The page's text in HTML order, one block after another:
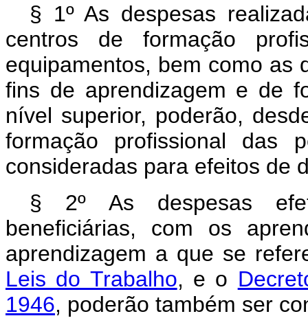
§ 1º As despesas
centros de formação
equipamentos, bem como as
fins de aprendizagem e de
nível superior, poderão,
formação profissional das
consideradas para efeitos de
§ 2º As despesas
beneficiárias, com os
aprendizagem a que se
Leis do Trabalho, e o
1946, poderão também ser